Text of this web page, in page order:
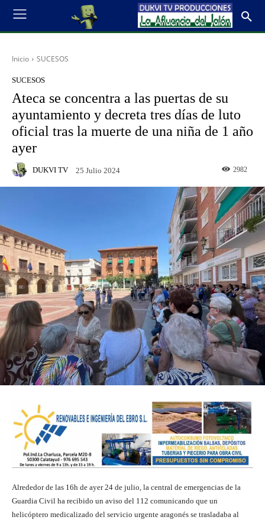
Inicio SUCESOS
SUCESOS
Ateca se concentra a las puertas de su
ayuntamiento y decreta tres días de luto
oficial tras la muerte de una niña de 1 año
ayer
DUKVI TV 25 Julio 2024 2982
Alrededor de las 16h de ayer 24 de julio, la central de emergencias de la
Guardia Civil ha recibido un aviso del 112 comunicando que un
helicóptero medicalizado del servicio urgente aragonés se trasladaba al